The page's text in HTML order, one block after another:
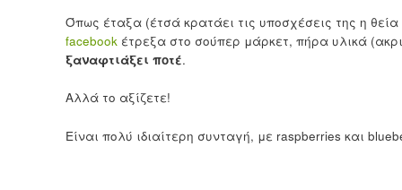
Όπως έταξα (έτσά κρατάει τις υποσχέσεις της η
facebook έτρεξα στο σούπερ μάρκετ, πήρα υλικά
ξαναφτιάξει ποτέ.
Αλλά το αξίζετε!
Είναι πολύ ιδιαίτερη συνταγή, με raspberries και